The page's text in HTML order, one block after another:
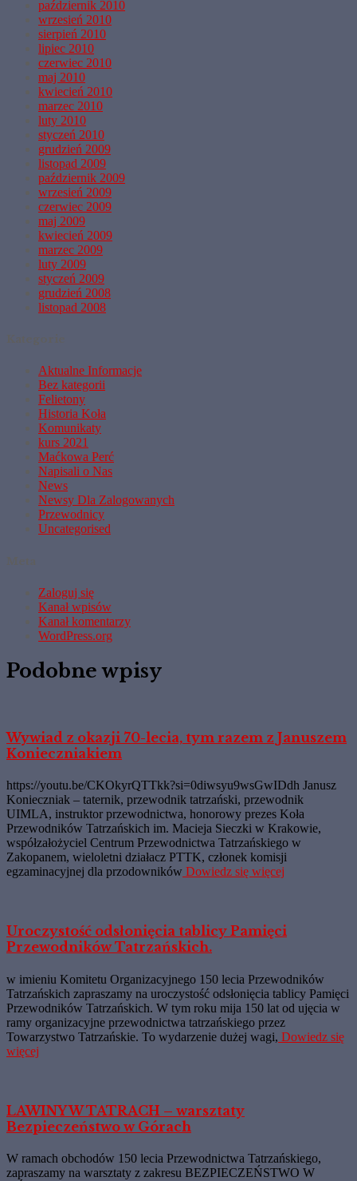
październik 2010
wrzesień 2010
sierpień 2010
lipiec 2010
czerwiec 2010
maj 2010
kwiecień 2010
marzec 2010
luty 2010
styczeń 2010
grudzień 2009
listopad 2009
październik 2009
wrzesień 2009
czerwiec 2009
maj 2009
kwiecień 2009
marzec 2009
luty 2009
styczeń 2009
grudzień 2008
listopad 2008
Aktualne Informacje
Bez kategorii
Felietony
Historia Koła
Komunikaty
kurs 2021
Maćkowa Perć
Napisali o Nas
News
Newsy Dla Zalogowanych
Przewodnicy
Uncategorised
Zaloguj się
Kanał wpisów
Kanał komentarzy
WordPress.org
Podobne wpisy
Wywiad z okazji 70-lecia, tym razem z Januszem
Konieczniakiem
https://youtu.be/CKOkyrQTTkk?si=0diwsyu9wsGwIDdh Janusz
Konieczniak – taternik, przewodnik tatrzański, przewodnik
UIMLA, instruktor przewodnictwa, honorowy prezes Koła
Przewodników Tatrzańskich im. Macieja Sieczki w Krakowie,
współzałożyciel Centrum Przewodnictwa Tatrzańskiego w
Zakopanem, wieloletni działacz PTTK, członek komisji
egzaminacyjnej dla przodowników Dowiedz się więcej
Uroczystość odsłonięcia tablicy Pamięci
Przewodników Tatrzańskich.
w imieniu Komitetu Organizacyjnego 150 lecia Przewodników
Tatrzańskich zapraszamy na uroczystość odsłonięcia tablicy Pamięci
Przewodników Tatrzańskich. W tym roku mija 150 lat od ujęcia w
ramy organizacyjne przewodnictwa tatrzańskiego przez
Towarzystwo Tatrzańskie. To wydarzenie dużej wagi, Dowiedz się
więcej
LAWINY W TATRACH – warsztaty
Bezpieczeństwo w Górach
W ramach obchodów 150 lecia Przewodnictwa Tatrzańskiego,
zapraszamy na warsztaty z zakresu BEZPIECZEŃSTWO W